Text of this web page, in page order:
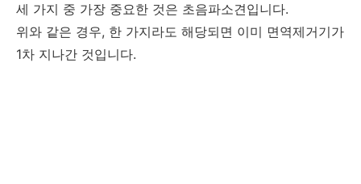
세 가지 중 가장 중요한 것은 초음파소견입니다.
위와 같은 경우, 한 가지라도 해당되면 이미 면역제거기가
1차 지나간 것입니다.